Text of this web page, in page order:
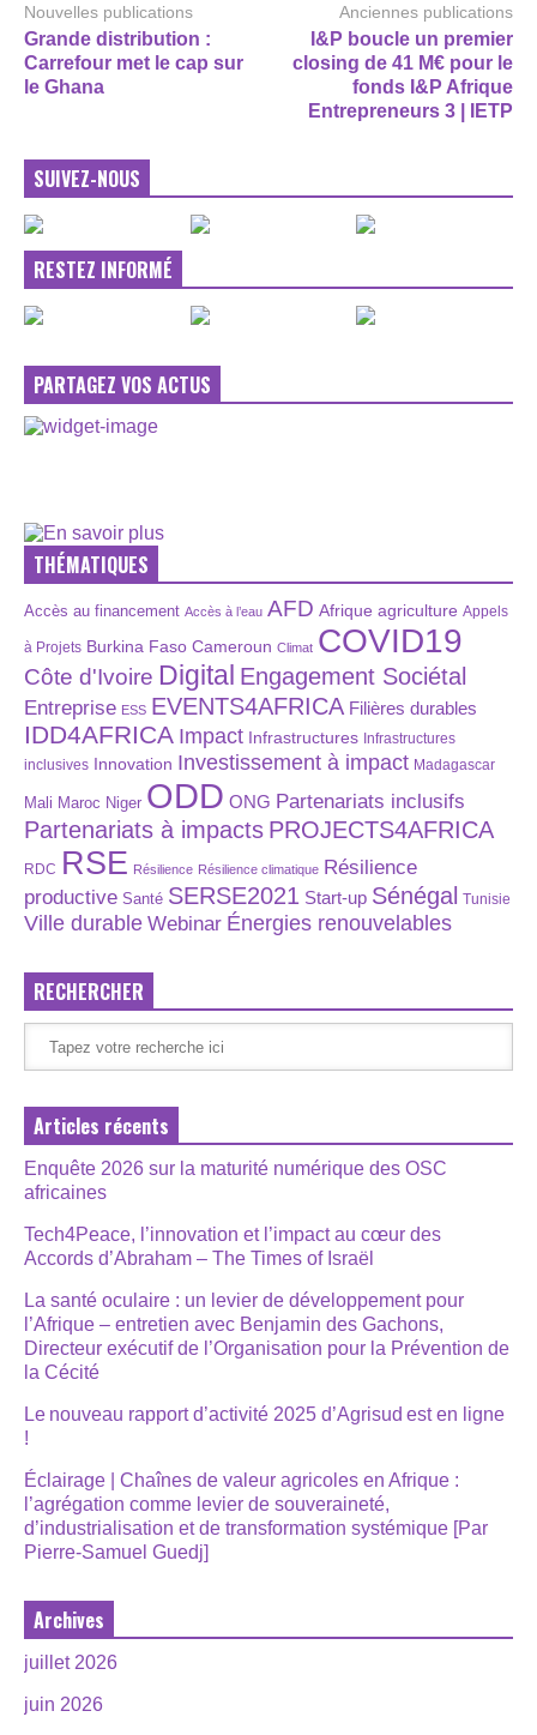
Nouvelles publications
Grande distribution :
Carrefour met le cap sur
le Ghana
Anciennes publications
I&P boucle un premier
closing de 41 M€ pour le
fonds I&P Afrique
Entrepreneurs 3 | IETP
SUIVEZ-NOUS
RESTEZ INFORMÉ
PARTAGEZ VOS ACTUS
THÉMATIQUES
Accès au financement Accès à l’eau AFD Afrique agriculture Appels
à Projets Burkina Faso Cameroun Climat COVID19
Côte d'Ivoire Digital Engagement Sociétal
Entreprise ESS EVENTS4AFRICA Filières durables
IDD4AFRICA Impact Infrastructures Infrastructures
inclusives Innovation Investissement à impact Madagascar
Mali Maroc Niger ODD ONG Partenariats inclusifs
Partenariats à impacts PROJECTS4AFRICA
RDC RSE Résilience Résilience climatique Résilience
productive Santé SERSE2021 Start-up Sénégal Tunisie
Ville durable Webinar Énergies renouvelables
RECHERCHER
Articles récents
Enquête 2026 sur la maturité numérique des OSC
africaines
Tech4Peace, l’innovation et l’impact au cœur des
Accords d’Abraham – The Times of Israël
La santé oculaire : un levier de développement pour
l’Afrique – entretien avec Benjamin des Gachons,
Directeur exécutif de l’Organisation pour la Prévention de
la Cécité
Le nouveau rapport d’activité 2025 d’Agrisud est en ligne
!
Éclairage | Chaînes de valeur agricoles en Afrique :
l’agrégation comme levier de souveraineté,
d’industrialisation et de transformation systémique [Par
Pierre-Samuel Guedj]
Archives
juillet 2026
juin 2026